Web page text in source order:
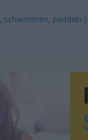
, schwimmen, paddeln